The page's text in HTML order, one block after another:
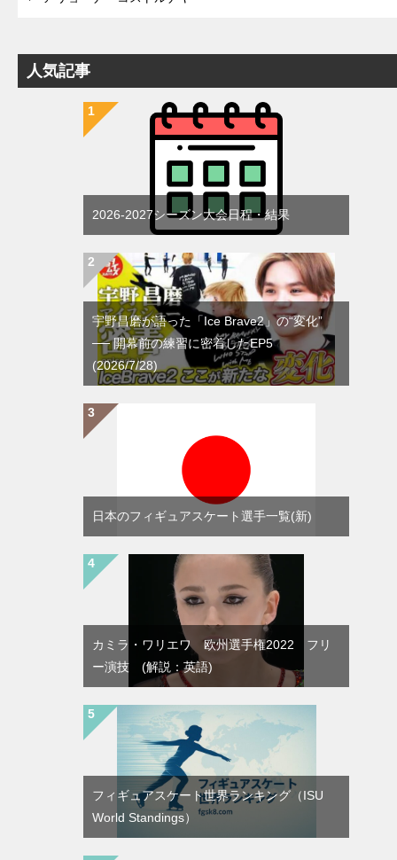
人気記事
2026-2027シーズン大会日程・結果
宇野昌磨が語った「Ice Brave2」の“変化”
── 開幕前の練習に密着したEP5
(2026/7/28)
日本のフィギュアスケート選手一覧(新)
カミラ・ワリエワ 欧州選手権2022 フリ
ー演技 (解説：英語)
フィギュアスケート世界ランキング（ISU
World Standings）